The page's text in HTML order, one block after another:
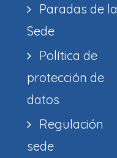
Paradas de la
Sede
Política de
protección de
datos
Regulación
sede